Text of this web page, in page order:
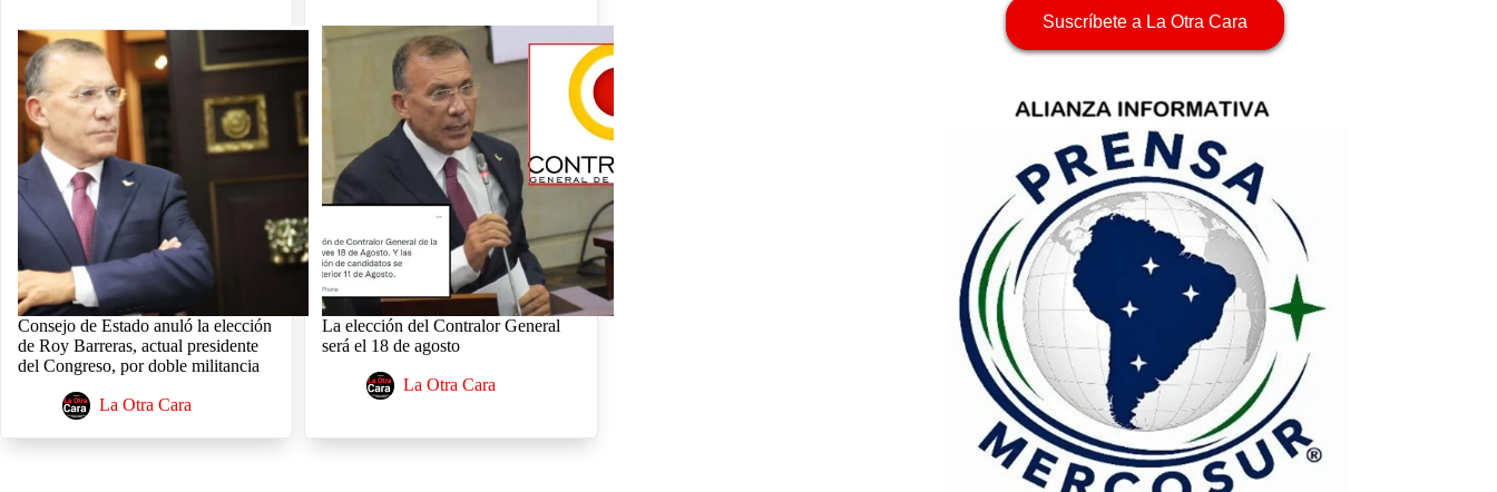
Consejo de Estado anuló la elección
de Roy Barreras, actual presidente
del Congreso, por doble militancia
La Otra Cara
La elección del Contralor General
será el 18 de agosto
La Otra Cara
Suscríbete a La Otra Cara